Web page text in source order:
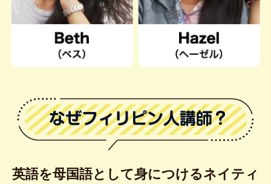
英語を母国語として身につけるネイティ